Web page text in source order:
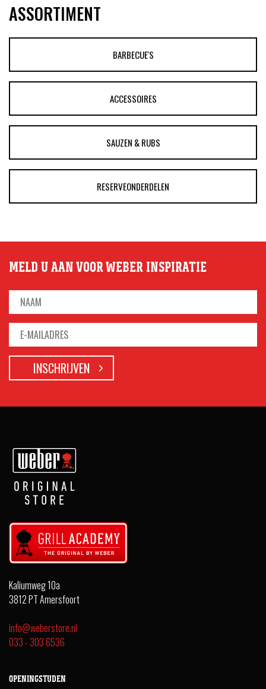
ASSORTIMENT
BARBECUE'S
ACCESSOIRES
SAUZEN & RUBS
RESERVEONDERDELEN
MELD U AAN VOOR WEBER INSPIRATIE
Kaliumweg 10a
3812 PT Amersfoort
info@weberstore.nl
033 - 303 6536
OPENINGSTIJDEN